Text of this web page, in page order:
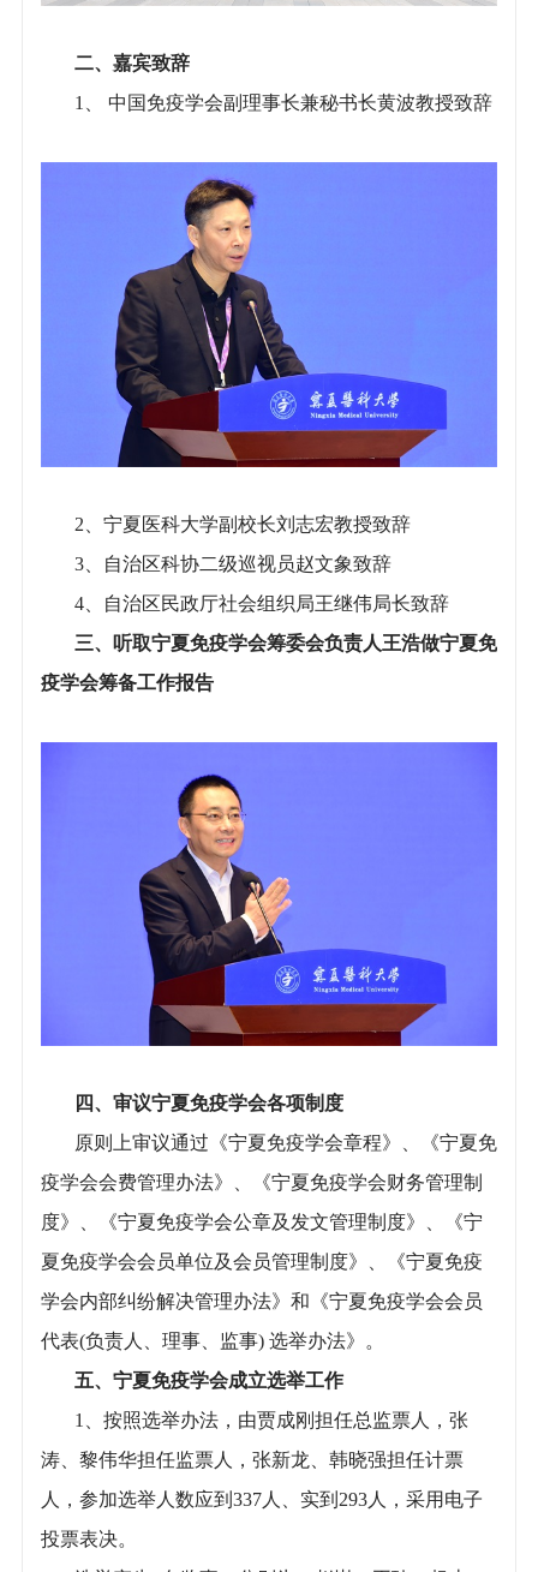
二、嘉宾致辞
1、 中国免疫学会副理事长兼秘书长黄波教授致辞
2、宁夏医科大学副校长刘志宏教授致辞
3、自治区科协二级巡视员赵文象致辞
4、自治区民政厅社会组织局王继伟局长致辞
三、听取宁夏免疫学会筹委会负责人王浩做宁夏免
疫学会筹备工作报告
四、审议宁夏免疫学会各项制度
原则上审议通过《宁夏免疫学会章程》、《宁夏免
疫学会会费管理办法》、《宁夏免疫学会财务管理制
度》、《宁夏免疫学会公章及发文管理制度》、《宁
夏免疫学会会员单位及会员管理制度》、《宁夏免疫
学会内部纠纷解决管理办法》和《宁夏免疫学会会员
代表(负责人、理事、监事) 选举办法》。
五、宁夏免疫学会成立选举工作
1、按照选举办法，由贾成刚担任总监票人，张
涛、黎伟华担任监票人，张新龙、韩晓强担任计票
人，参加选举人数应到337人、实到293人，采用电子
投票表决。